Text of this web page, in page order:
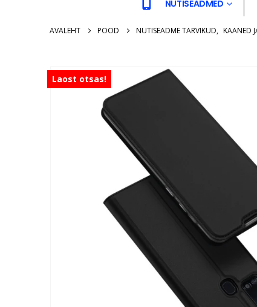
NUTISEADMED
AVALEHT POOD NUTISEADME TARVIKUD, KAANED
Laost otsas!